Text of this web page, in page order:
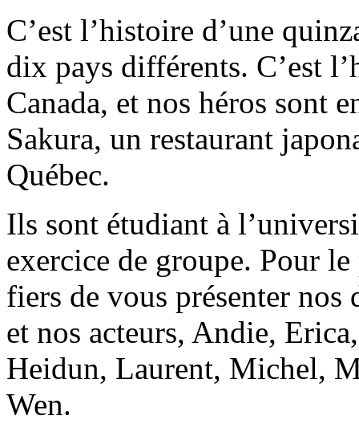
C’est l’histoire d’une
dix pays différents. C’est
Canada, et nos héros sont
Sakura, un restaurant
Québec.
Ils sont étudiant à
exercice de groupe. Pour
fiers de vous présenter nos
et nos acteurs, Andie,
Heidun, Laurent, Michel,
Wen.